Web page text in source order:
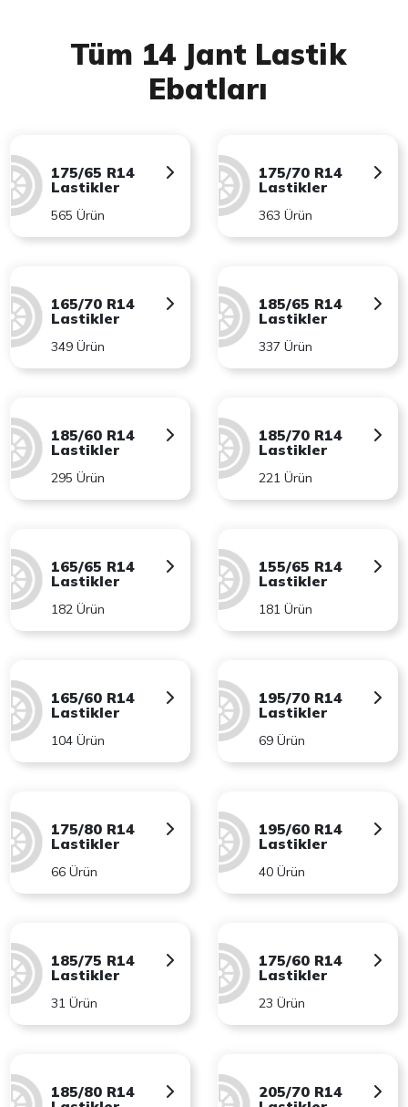
Tüm 14 Jant Lastik
Ebatları
175/65 R14
Lastikler
565 Ürün
175/70 R14
Lastikler
363 Ürün
165/70 R14
Lastikler
349 Ürün
185/65 R14
Lastikler
337 Ürün
185/60 R14
Lastikler
295 Ürün
185/70 R14
Lastikler
221 Ürün
165/65 R14
Lastikler
182 Ürün
155/65 R14
Lastikler
181 Ürün
165/60 R14
Lastikler
104 Ürün
195/70 R14
Lastikler
69 Ürün
175/80 R14
Lastikler
66 Ürün
195/60 R14
Lastikler
40 Ürün
185/75 R14
Lastikler
31 Ürün
175/60 R14
Lastikler
23 Ürün
185/80 R14
205/70 R14